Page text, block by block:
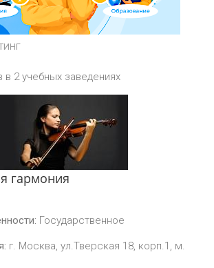
в 2 учебных заведениях
гармония
Государственное
г. Москва, ул.Тверская 18, корп.1, м.